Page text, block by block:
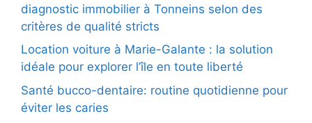
diagnostic immobilier à Tonneins selon des
critères de qualité stricts
Location voiture à Marie-Galante : la solution
idéale pour explorer l’île en toute liberté
Santé bucco-dentaire: routine quotidienne pour
éviter les caries